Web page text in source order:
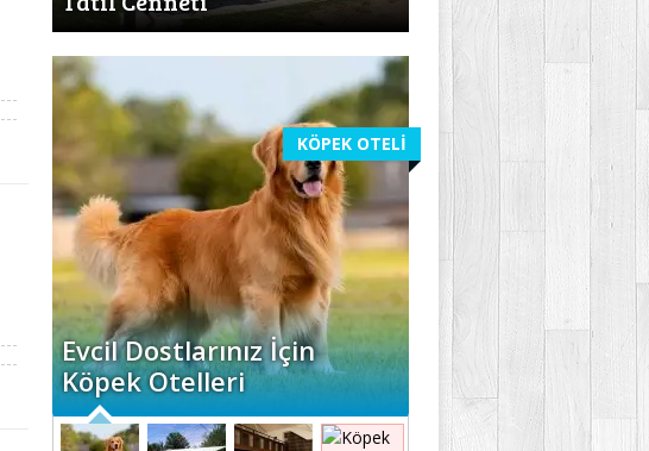
KÖPEK OTELİ
Evcil Dostlarınız İçin
Köpek Otelleri